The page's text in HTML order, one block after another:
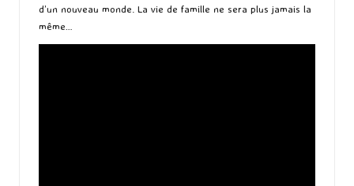
d’un nouveau monde. La vie de famille ne sera plus jamais la
même…